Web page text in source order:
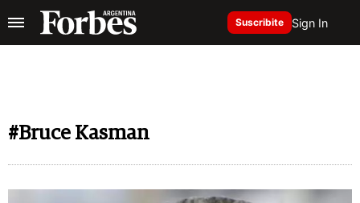
Suscribite Sign In
#Bruce Kasman